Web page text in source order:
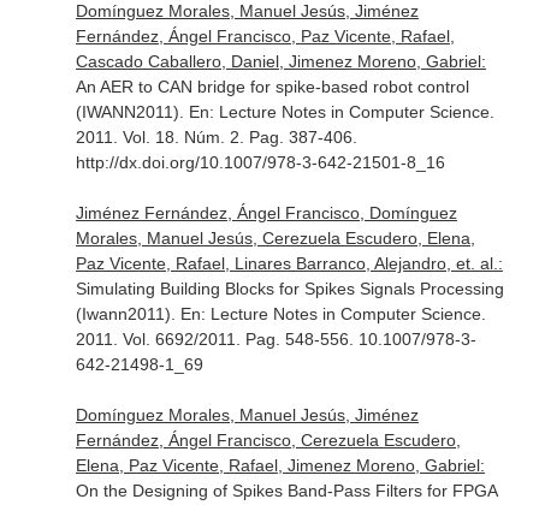
Domínguez Morales, Manuel Jesús, Jiménez
Fernández, Ángel Francisco, Paz Vicente, Rafael,
Cascado Caballero, Daniel, Jimenez Moreno, Gabriel:
An AER to CAN bridge for spike-based robot control
(IWANN2011). En: Lecture Notes in Computer Science.
2011. Vol. 18. Núm. 2. Pag. 387-406.
http://dx.doi.org/10.1007/978-3-642-21501-8_16
Jiménez Fernández, Ángel Francisco, Domínguez
Morales, Manuel Jesús, Cerezuela Escudero, Elena,
Paz Vicente, Rafael, Linares Barranco, Alejandro, et. al.:
Simulating Building Blocks for Spikes Signals Processing
(Iwann2011). En: Lecture Notes in Computer Science.
2011. Vol. 6692/2011. Pag. 548-556. 10.1007/978-3-
642-21498-1_69
Domínguez Morales, Manuel Jesús, Jiménez
Fernández, Ángel Francisco, Cerezuela Escudero,
Elena, Paz Vicente, Rafael, Jimenez Moreno, Gabriel:
On the Designing of Spikes Band-Pass Filters for FPGA